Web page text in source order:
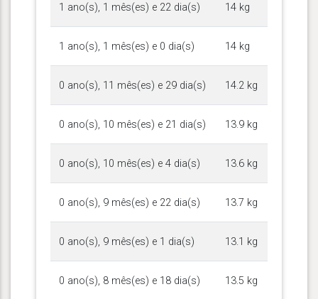
1 ano(s), 1 mês(es) e 22 dia(s) 14 kg
1 ano(s), 1 mês(es) e 0 dia(s) 14 kg
0 ano(s), 11 mês(es) e 29 dia(s) 14.2 kg
0 ano(s), 10 mês(es) e 21 dia(s) 13.9 kg
0 ano(s), 10 mês(es) e 4 dia(s) 13.6 kg
0 ano(s), 9 mês(es) e 22 dia(s) 13.7 kg
0 ano(s), 9 mês(es) e 1 dia(s) 13.1 kg
0 ano(s), 8 mês(es) e 18 dia(s) 13.5 kg